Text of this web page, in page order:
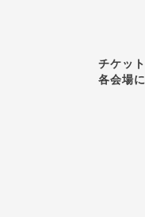
チケッ
各会場